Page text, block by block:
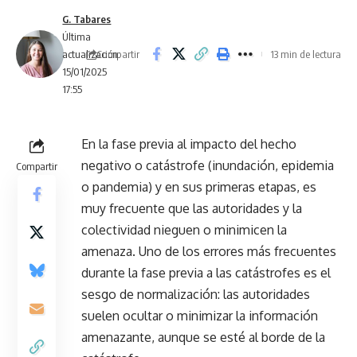
Última
actualización:
15/01/2025
17:55
G. Tabares
Compartir 13 min de lectura
Compartir
En la fase previa al impacto del hecho
negativo o catástrofe (inundación, epidemia
o pandemia) y en sus primeras etapas, es
muy frecuente que las autoridades y la
colectividad nieguen o minimicen la
amenaza. Uno de los errores más frecuentes
durante la fase previa a las catástrofes es el
sesgo de normalización: las autoridades
suelen ocultar o minimizar la información
amenazante, aunque se esté al borde de la